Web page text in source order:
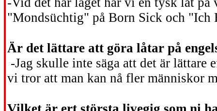
"Mondsüchtig" på Born Sick och "Ich
Är det lättare att göra låtar på
-Jag skulle inte säga att det är lättare
vi tror att man kan nå fler människor